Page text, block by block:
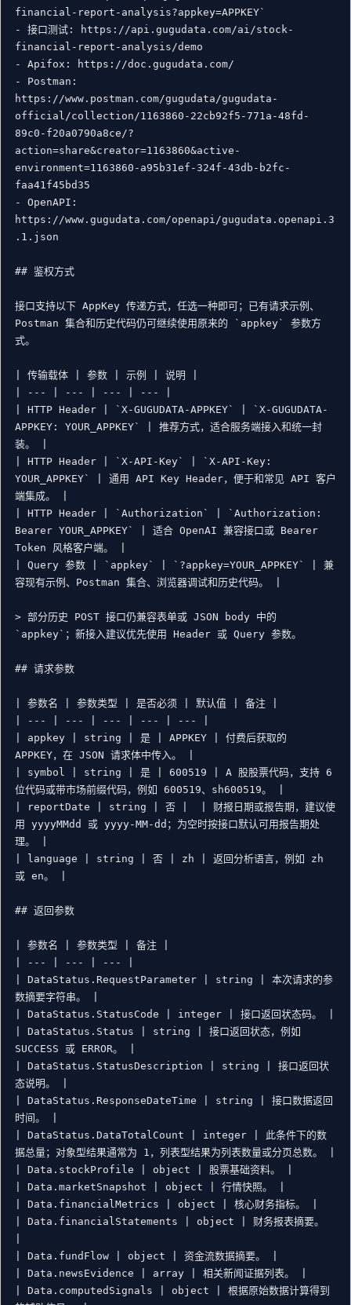
financial-report-analysis?appkey=APPKEY`
- 接口测试: https://api.gugudata.com/ai/stock-
financial-report-analysis/demo
- Apifox: https://doc.gugudata.com/
- Postman:
https://www.postman.com/gugudata/gugudata-
official/collection/1163860-22cb92f5-771a-48fd-
89c0-f20a0790a8ce/?
action=share&creator=1163860&active-
environment=1163860-a95b31ef-324f-43db-b2fc-
faa41f45bd35
- OpenAPI:
https://www.gugudata.com/openapi/gugudata.openapi.3
.1.json
## 鉴权方式
接口支持以下 AppKey 传递方式，任选一种即可；已有请求示例、
Postman 集合和历史代码仍可继续使用原来的 `appkey` 参数方
式。
| 传输载体 | 参数 | 示例 | 说明 |
| --- | --- | --- | --- |
| HTTP Header | `X-GUGUDATA-APPKEY` | `X-GUGUDATA-
APPKEY: YOUR_APPKEY` | 推荐方式，适合服务端接入和统一封
装。 |
| HTTP Header | `X-API-Key` | `X-API-Key:
YOUR_APPKEY` | 通用 API Key Header，便于和常见 API 客户
端集成。 |
| HTTP Header | `Authorization` | `Authorization:
Bearer YOUR_APPKEY` | 适合 OpenAI 兼容接口或 Bearer
Token 风格客户端。 |
| Query 参数 | `appkey` | `?appkey=YOUR_APPKEY` | 兼
容现有示例、Postman 集合、浏览器调试和历史代码。 |
> 部分历史 POST 接口仍兼容表单或 JSON body 中的
`appkey`；新接入建议优先使用 Header 或 Query 参数。
## 请求参数
| 参数名 | 参数类型 | 是否必须 | 默认值 | 备注 |
| --- | --- | --- | --- | --- |
| appkey | string | 是 | APPKEY | 付费后获取的
APPKEY，在 JSON 请求体中传入。 |
| symbol | string | 是 | 600519 | A 股股票代码，支持 6
位代码或带市场前缀代码，例如 600519、sh600519。 |
| reportDate | string | 否 |  | 财报日期或报告期，建议使
用 yyyyMMdd 或 yyyy-MM-dd；为空时按接口默认可用报告期处
理。 |
| language | string | 否 | zh | 返回分析语言，例如 zh
或 en。 |
## 返回参数
| 参数名 | 参数类型 | 备注 |
| --- | --- | --- |
| DataStatus.RequestParameter | string | 本次请求的参
数摘要字符串。 |
| DataStatus.StatusCode | integer | 接口返回状态码。 |
| DataStatus.Status | string | 接口返回状态，例如
SUCCESS 或 ERROR。 |
| DataStatus.StatusDescription | string | 接口返回状
态说明。 |
| DataStatus.ResponseDateTime | string | 接口数据返回
时间。 |
| DataStatus.DataTotalCount | integer | 此条件下的数
据总量；对象型结果通常为 1，列表型结果为列表数量或分页总数。 |
| Data.stockProfile | object | 股票基础资料。 |
| Data.marketSnapshot | object | 行情快照。 |
| Data.financialMetrics | object | 核心财务指标。 |
| Data.financialStatements | object | 财务报表摘要。
| Data.fundFlow | object | 资金流数据摘要。 |
| Data.newsEvidence | array | 相关新闻证据列表。 |
| Data.computedSignals | object | 根据原始数据计算得到